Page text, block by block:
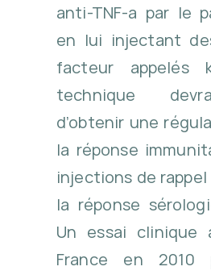
anti-TNF-a par le
en lui injectant
facteur appelés
technique
d’obtenir une
la réponse
injections de
la réponse
Un essai
France en